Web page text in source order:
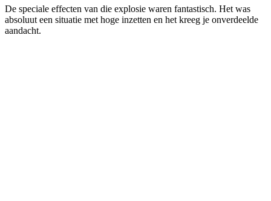
De speciale effecten van die explosie waren fantastisch. Het was
absoluut een situatie met hoge inzetten en het kreeg je onverdeelde
aandacht.